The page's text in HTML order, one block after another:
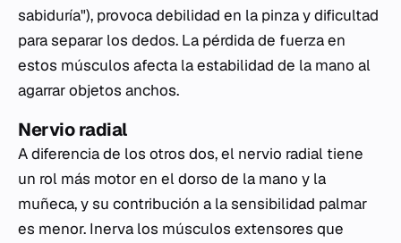
sabiduría"), provoca debilidad en la pinza y dificultad
para separar los dedos. La pérdida de fuerza en
estos músculos afecta la estabilidad de la mano al
agarrar objetos anchos.
Nervio radial
A diferencia de los otros dos, el nervio radial tiene
un rol más motor en el dorso de la mano y la
muñeca, y su contribución a la sensibilidad palmar
es menor. Inerva los músculos extensores que